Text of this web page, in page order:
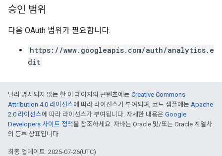
승인 범위
다음 OAuth 범위가 필요합니다.
https://www.googleapis.com/auth/analytics.e
dit
달리 명시되지 않는 한 이 페이지의 콘텐츠에는 Creative Commons
Attribution 4.0 라이선스에 따라 라이선스가 부여되며, 코드 샘플에는 Apache
2.0 라이선스에 따라 라이선스가 부여됩니다. 자세한 내용은 Google
Developers 사이트 정책을 참조하세요. 자바는 Oracle 및/또는 Oracle 계열사
의 등록 상표입니다.
최종 업데이트: 2025-07-26(UTC)